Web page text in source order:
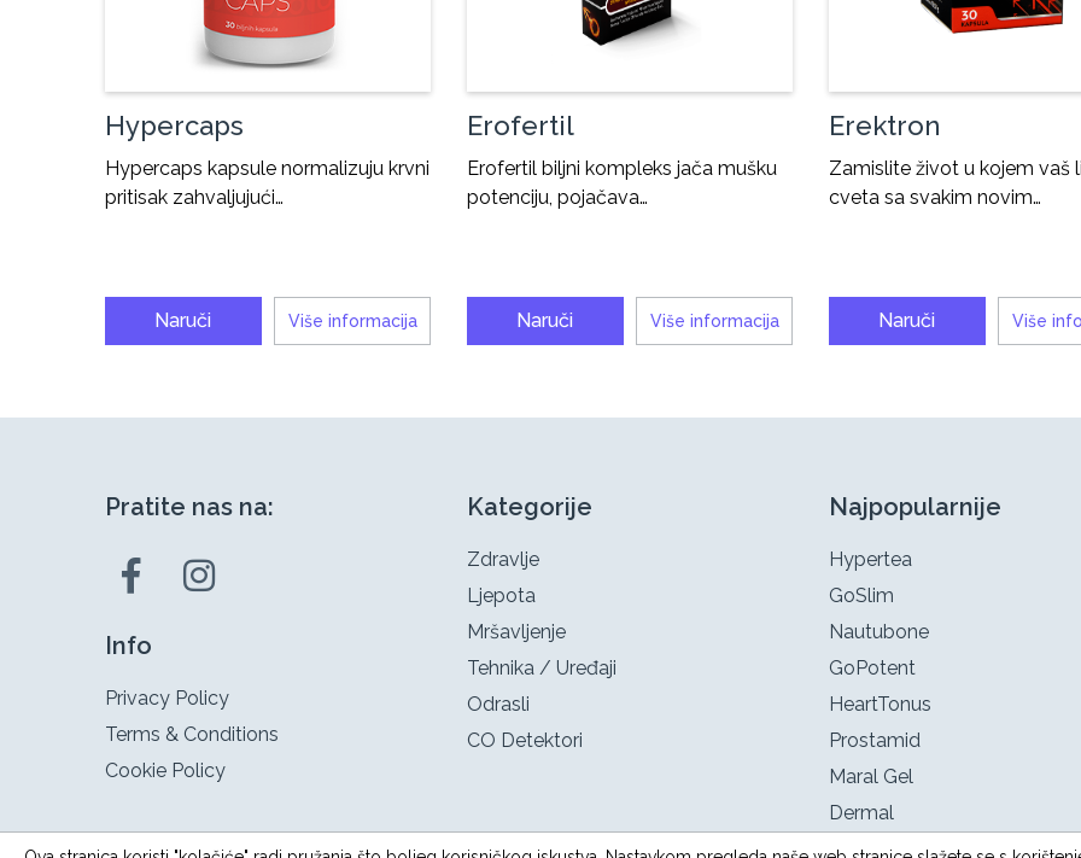
Hypercaps
Hypercaps kapsule normalizuju krvni
pritisak zahvaljujući…
Naruči Više informacija
Erofertil
Erofertil biljni kompleks jača mušku
potenciju, pojačava…
Naruči Više informacija
Erektron
Zamislite život u kojem vaš
cveta sa svakim novim…
Naruči Više
Pratite nas na:
Info
Privacy Policy
Terms & Conditions
Cookie Policy
Kategorije
Zdravlje
Ljepota
Mršavljenje
Tehnika / Uređaji
Odrasli
CO Detektori
Najpopularnije
Hypertea
GoSlim
Nautubone
GoPotent
HeartTonus
Prostamid
Maral Gel
Dermal